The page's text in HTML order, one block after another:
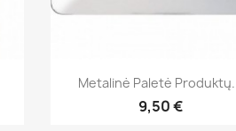
Greita peržiūra
Metalinė Paletė
9,50 €